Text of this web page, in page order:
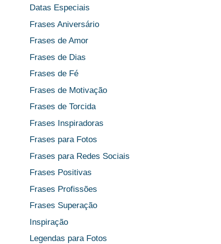
Datas Especiais
Frases Aniversário
Frases de Amor
Frases de Dias
Frases de Fé
Frases de Motivação
Frases de Torcida
Frases Inspiradoras
Frases para Fotos
Frases para Redes Sociais
Frases Positivas
Frases Profissões
Frases Superação
Inspiração
Legendas para Fotos